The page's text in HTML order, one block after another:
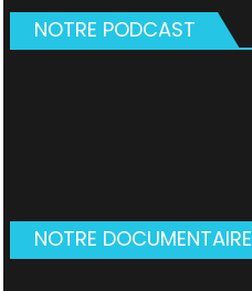
NOTRE PODCAST
NOTRE DOCUMENTAIRE